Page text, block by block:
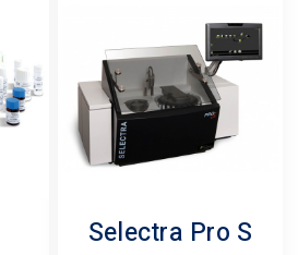
Selectra Pro S